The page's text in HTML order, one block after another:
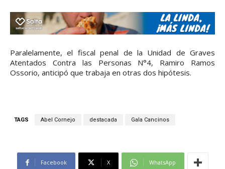
Paralelamente, el fiscal penal de la Unidad de Graves
Atentados Contra las Personas N°4, Ramiro Ramos
Ossorio, anticipó que trabaja en otras dos hipótesis.
TAGS Abel Cornejo destacada Gala Cancinos
Facebook X WhatsApp